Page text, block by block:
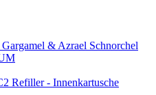
& Azrael Schnorchel
Refiller - Innenkartusche